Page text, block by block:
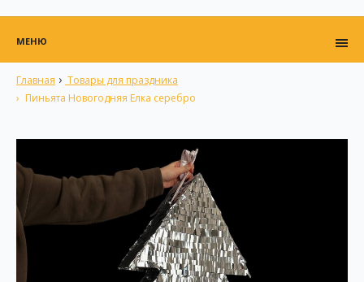
МЕНЮ
Главная
Товары для праздника
Пиньята Новогодняя Елка серебро